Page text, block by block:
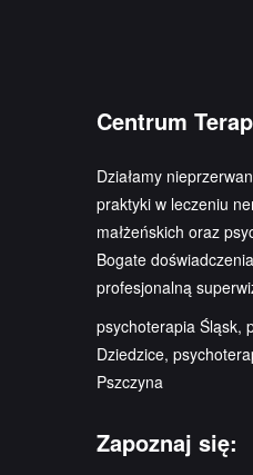
Centrum
Działamy
praktyki w leczeniu
małżeńskich oraz
Bogate
profesjonalną
psychoterapia Śląsk,
Dziedzice,
Pszczyna
Zapoznaj się: